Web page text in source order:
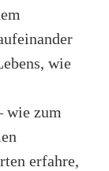
wie
wie zum
erfahre,